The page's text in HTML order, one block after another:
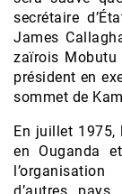
secrétaire
James
zaïrois Mobutu
président en
sommet de
En juillet 1975,
en Ouganda